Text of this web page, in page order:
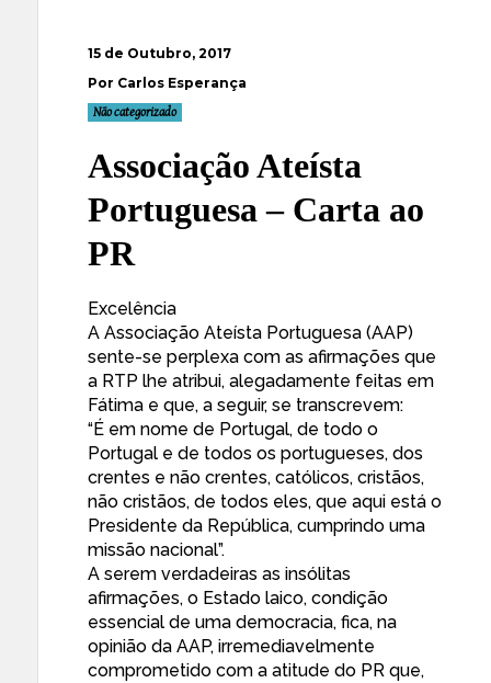
15 de Outubro, 2017
Por Carlos Esperança
Não categorizado
Associação Ateísta
Portuguesa – Carta ao
PR
Excelência
A Associação Ateísta Portuguesa (AAP)
sente-se perplexa com as afirmações que
a RTP lhe atribui, alegadamente feitas em
Fátima e que, a seguir, se transcrevem:
“É em nome de Portugal, de todo o
Portugal e de todos os portugueses, dos
crentes e não crentes, católicos, cristãos,
não cristãos, de todos eles, que aqui está o
Presidente da República, cumprindo uma
missão nacional”.
A serem verdadeiras as insólitas
afirmações, o Estado laico, condição
essencial de uma democracia, fica, na
opinião da AAP, irremediavelmente
comprometido com a atitude do PR que,